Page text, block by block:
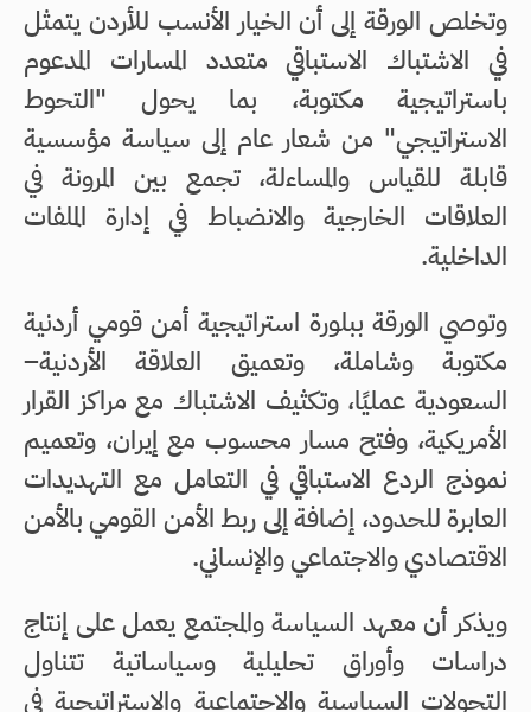
وتخلص الورقة إلى أن الخيار الأنسب للأردن يتمثل
في الاشتباك الاستباقي متعدد المسارات المدعوم
باستراتيجية مكتوبة، بما يحول "التحوط
الاستراتيجي" من شعار عام إلى سياسة مؤسسية
قابلة للقياس والمساءلة، تجمع بين المرونة في
العلاقات الخارجية والانضباط في إدارة الملفات
الداخلية.
وتوصي الورقة ببلورة استراتيجية أمن قومي أردنية
مكتوبة وشاملة، وتعميق العلاقة الأردنية–
السعودية عمليًا، وتكثيف الاشتباك مع مراكز القرار
الأمريكية، وفتح مسار محسوب مع إيران، وتعميم
نموذج الردع الاستباقي في التعامل مع التهديدات
العابرة للحدود، إضافة إلى ربط الأمن القومي بالأمن
الاقتصادي والاجتماعي والإنساني.
ويذكر أن معهد السياسة والمجتمع يعمل على إنتاج
دراسات وأوراق تحليلية وسياساتية تتناول
التحولات السياسية والاجتماعية والاستراتيجية في